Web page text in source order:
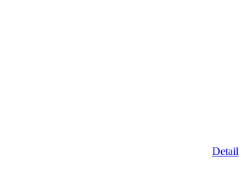
Detail